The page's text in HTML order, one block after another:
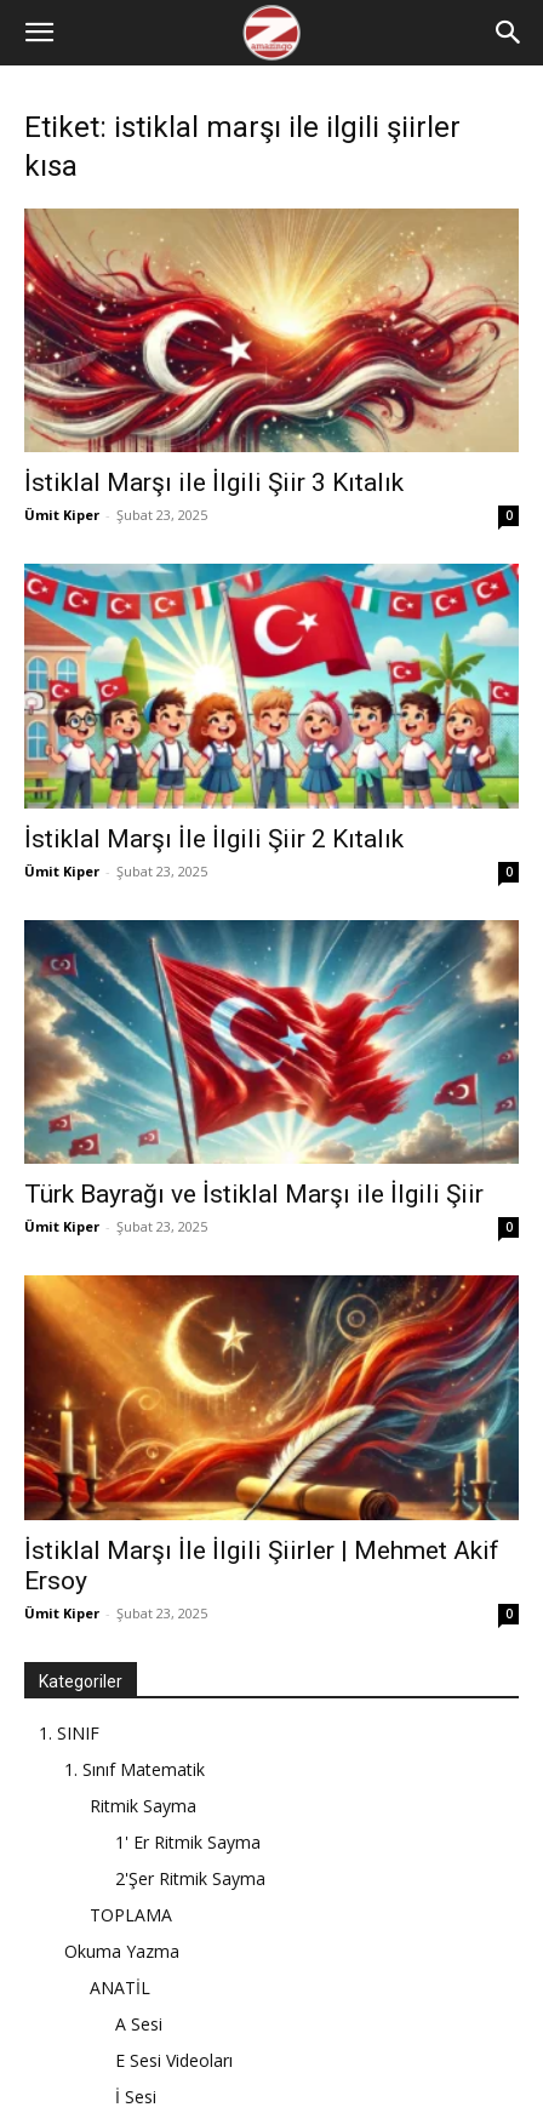
Etiket: istiklal marşı ile ilgili şiirler
kısa
İstiklal Marşı ile İlgili Şiir 3 Kıtalık
Ümit Kiper - Şubat 23, 2025 0
İstiklal Marşı İle İlgili Şiir 2 Kıtalık
Ümit Kiper - Şubat 23, 2025 0
Türk Bayrağı ve İstiklal Marşı ile İlgili Şiir
Ümit Kiper - Şubat 23, 2025 0
İstiklal Marşı İle İlgili Şiirler | Mehmet Akif
Ersoy
Ümit Kiper - Şubat 23, 2025 0
Kategoriler
1. SINIF
1. Sınıf Matematik
Ritmik Sayma
1' Er Ritmik Sayma
2'Şer Ritmik Sayma
TOPLAMA
Okuma Yazma
ANATİL
A Sesi
E Sesi Videoları
İ Sesi